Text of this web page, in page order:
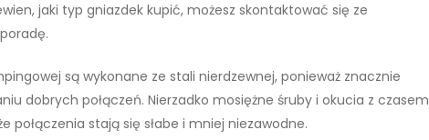
jaki typ gniazdek kupić, możesz skontaktować się ze
są wykonane ze stali nierdzewnej, ponieważ znacznie
dobrych połączeń. Nierzadko mosiężne śruby i okucia z czasem
połączenia stają się słabe i mniej niezawodne.